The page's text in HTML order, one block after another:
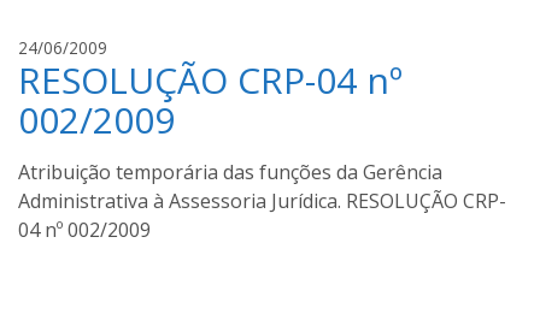
r
a
24/06/2009
u
g
u
t
o
m
RESOLUÇÃO CRP-04 nº
002/2009
Atribuição temporária das funções da Gerência
Administrativa à Assessoria Jurídica. RESOLUÇÃO CRP-
04 nº 002/2009